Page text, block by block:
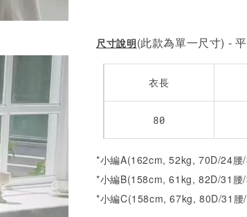
尺寸說明(此款為單一尺寸) -
衣長
80
*小編A(162cm, 52kg, 70D/24腰
*小編B(158cm, 61kg, 82D/31腰
*小編C(158cm, 67kg, 80D/31腰